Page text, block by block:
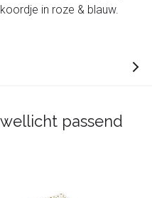
in roze & blauw.
passend